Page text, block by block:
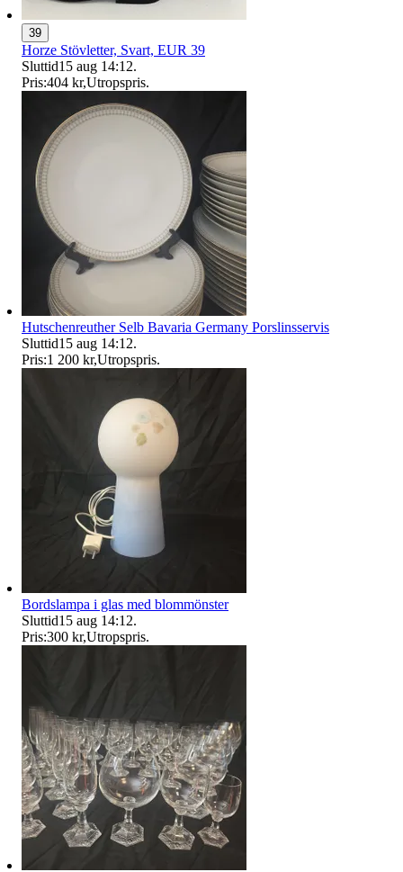
39
Horze Stövletter, Svart, EUR 39
Sluttid15 aug 14:12.
Pris:404 kr,Utropspris.
Hutschenreuther Selb Bavaria Germany Porslinsservis
Sluttid15 aug 14:12.
Pris:1 200 kr,Utropspris.
Bordslampa i glas med blommönster
Sluttid15 aug 14:12.
Pris:300 kr,Utropspris.